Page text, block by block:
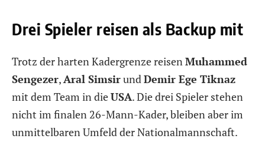
Drei Spieler reisen als Backup mit
Trotz der harten Kadergrenze reisenMuhammed
Sengezer,Aral SimsirundDemir Ege Tiknaz
mit dem Team in dieUSA. Die drei Spieler stehen
nicht im finalen 26-Mann-Kader, bleiben aber im
unmittelbaren Umfeld der Nationalmannschaft.